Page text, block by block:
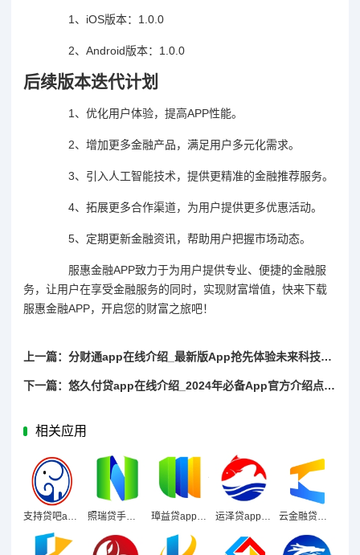
1、iOS版本：1.0.0
2、Android版本：1.0.0
后续版本迭代计划
1、优化用户体验，提高APP性能。
2、增加更多金融产品，满足用户多元化需求。
3、引入人工智能技术，提供更精准的金融推荐服务。
4、拓展更多合作渠道，为用户提供更多优惠活动。
5、定期更新金融资讯，帮助用户把握市场动态。
服惠金融APP致力于为用户提供专业、便捷的金融服
务，让用户在享受金融服务的同时，实现财富增值，快来下载
服惠金融APP，开启您的财富之旅吧！
上一篇：分财通app在线介绍_最新版App抢先体验未来科技介绍指南
下一篇：悠久付贷app在线介绍_2024年必备App官方介绍点这里
相关应用
照瑞贷手机App_App最新版本介绍 运泽贷app在线介绍_app应用介绍丨一键获取应用